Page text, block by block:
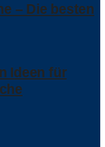
– Die besten
Ideen für